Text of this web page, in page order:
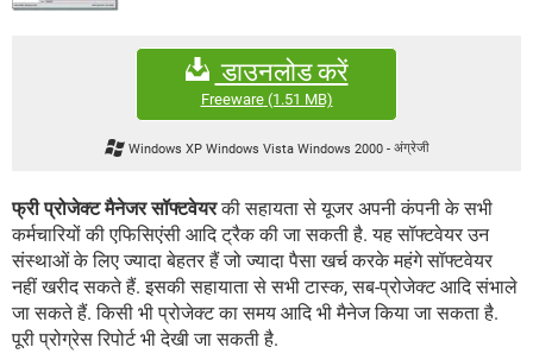
WhatsRemoved+
कंप्यूटर बस
डाउनलोड करें
Freeware(1.51 MB)
Windows XP Windows Vista Windows 2000-अंग्रेजी
फ्री प्रोजेक्ट मैनेजर सॉफ्टवेयरकी सहायता से यूजर अपनी कंपनी के सभी
कर्मचारियों की एफिसिएंसी आदि ट्रैक की जा सकती है. यह सॉफ्टवेयर उन
संस्थाओं के लिए ज्यादा बेहतर हैं जो ज्यादा पैसा खर्च करके महंगे सॉफ्टवेयर
नहीं खरीद सकते हैं. इसकी सहायाता से सभी टास्क, सब-प्रोजेक्ट आदि संभाले
जा सकते हैं. किसी भी प्रोजेक्ट का समय आदि भी मैनेज किया जा सकता है.
पूरी प्रोग्रेस रिपोर्ट भी देखी जा सकती है.